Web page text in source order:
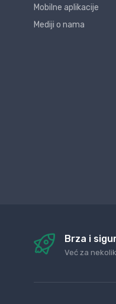
Mobilne aplikacije
Mediji o nama
Brza i
Već za